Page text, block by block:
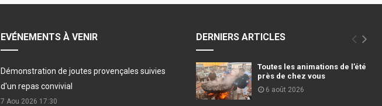
EVÉNEMENTS À VENIR
Démonstration de joutes provençales suivies
d'un repas convivial
7 Aou 2026 17:30
DERNIERS ARTICLES
Toutes les animations de l’été
près de chez vous
6 août 2026